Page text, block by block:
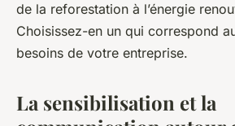
de la reforestation à l’énergie
Choisissez-en un qui correspond
besoins de votre entreprise.
La sensibilisation et la